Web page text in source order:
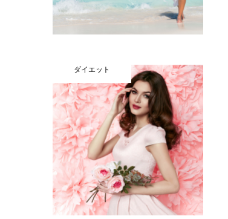
ダイエット